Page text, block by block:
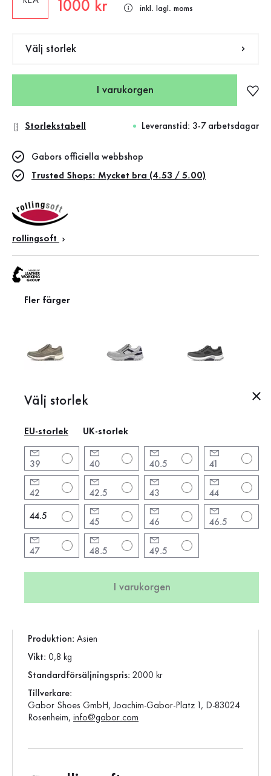
Nytt pris
1000 kr inkl. lagl. moms
Välj storlek
I varukorgen
Storlekstabell Leveranstid: 3-7 arbetsdagar
Fler färger
Välj storlek
EU-storlek UK-storlek
39 40 40.5 41
42 42.5 43 44
44.5
45 46 46.5
47 48.5 49.5
I varukorgen
Gabors officiella webbshop
Trusted Shops: Mycket bra (4.53 / 5.00)
rollingsoft
Leather Working Group
Produktinformation
Produktinformation
Märke: rollingsoft
Klackform:Kilklack
Klackhöjd: 4 cm
Stängning:Blixtlås
Produktion: Asien
Vikt: 0,8 kg
Standardförsäljningspris: 2000 kr
Tillverkare:
Gabor Shoes GmbH, Joachim-Gabor-Platz 1, D-83024
Rosenheim, info@gabor.com